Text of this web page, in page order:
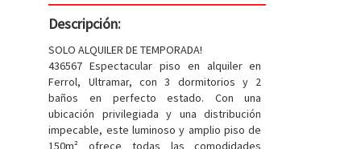
Descripción:
SOLO ALQUILER DE TEMPORADA!
436567 Espectacular piso en alquiler en
Ferrol, Ultramar, con 3 dormitorios y 2
baños en perfecto estado. Con una
ubicación privilegiada y una distribución
impecable, este luminoso y amplio piso de
150m² ofrece todas las comodidades